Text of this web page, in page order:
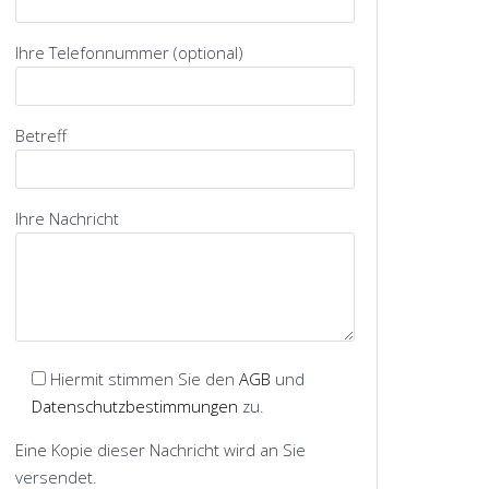
Ihre Telefonnummer (optional)
Betreff
Ihre Nachricht
Hiermit stimmen Sie den AGB und
Datenschutzbestimmungen zu.
Eine Kopie dieser Nachricht wird an Sie
versendet.